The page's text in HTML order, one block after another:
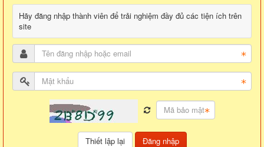
Hãy đăng nhập thành viên để trải nghiệm đầy đủ các tiện ích trên
site
Đăng nhập